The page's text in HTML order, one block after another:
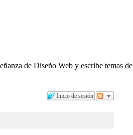
de Diseño Web y escribe temas de
Inicio de sesión